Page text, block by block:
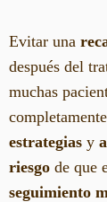
Evitar una
después del
muchas
estrategias y
riesgo de que
seguimiento